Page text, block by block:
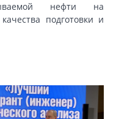
нефти на
подготовки и